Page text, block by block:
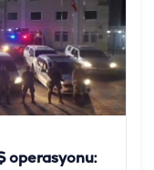
operasyonu: